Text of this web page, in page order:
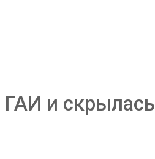
ГАИ и скрылась